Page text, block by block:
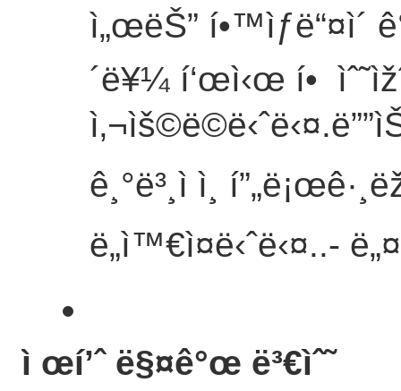
ì„œëŠ” í•™ìƒë“¤ì´
´ë¥¼ í‘œì‹œ í•
ê¸°ë³¸ì ì¸
ë„ì™€ì¤ë‹ˆë‹¤..- ë„¤
ì œí’ˆ ë§¤ê°œ ë³€ìˆ˜